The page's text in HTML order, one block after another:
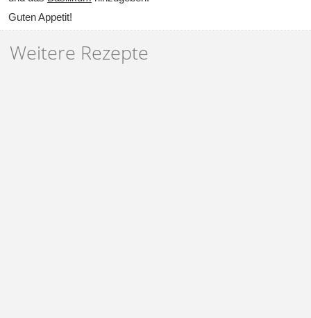
Guten Appetit!
Weitere Rezepte